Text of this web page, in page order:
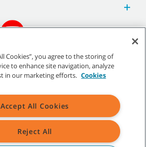
Tutti i diritti riservati.
generali |Termini di utilizzo
Termini
di vendita
Tennant indicati sono di proprietà di Tennant
Cookies”, you agree to the storing of
to enhance site navigation, analyze
in our marketing efforts. Cookies
Accept All Cookies
Reject All